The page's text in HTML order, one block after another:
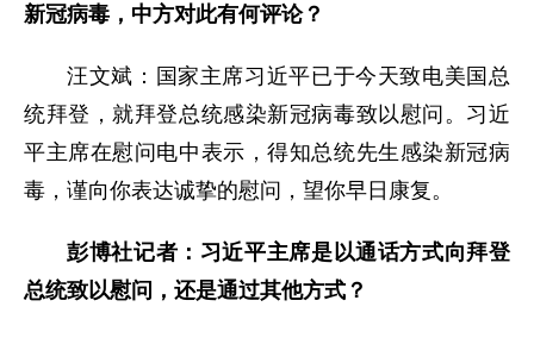
新冠病毒，中方对此有何评论？
汪文斌：国家主席习近平已于今天致电美国总
统拜登，就拜登总统感染新冠病毒致以慰问。习近
平主席在慰问电中表示，得知总统先生感染新冠病
毒，谨向你表达诚挚的慰问，望你早日康复。
彭博社记者：习近平主席是以通话方式向拜登
总统致以慰问，还是通过其他方式？